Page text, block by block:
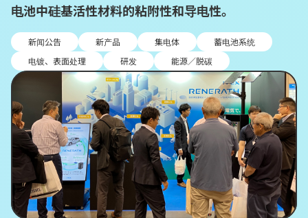
电池中硅基活性材料的粘附性和导电性。
新闻公告 新产品 集电体
蓄电池系统
电镀、表面处理
研发 能源／脱碳